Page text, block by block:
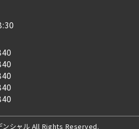
ンシャル All Rights Reserved.